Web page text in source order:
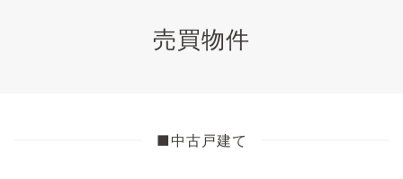
売買物件
■中古戸建て